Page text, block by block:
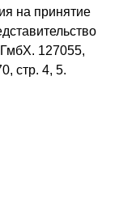
на принятие
127055,
стр. 4, 5.